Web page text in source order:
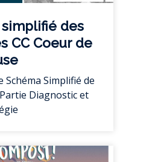
simplifié des
CC Coeur de
Schéma Simplifié de
Diagnostic et